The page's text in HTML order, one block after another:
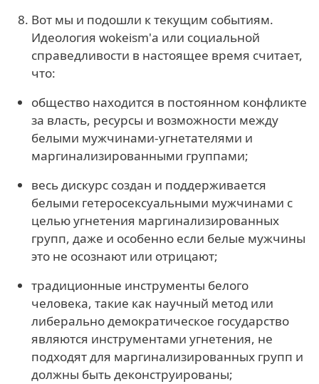
Вот мы и подошли к текущим событиям.
Идеология wokeism'а или социальной
справедливости в настоящее время считает,
что:
общество находится в постоянном конфликте
за власть, ресурсы и возможности между
белыми мужчинами-угнетателями и
маргинализированными группами;
весь дискурс создан и поддерживается
белыми гетеросексуальными мужчинами с
целью угнетения маргинализированных
групп, даже и особенно если белые мужчины
это не осознают или отрицают;
традиционные инструменты белого
человека, такие как научный метод или
либерально демократическое государство
являются инструментами угнетения, не
подходят для маргинализированных групп и
должны быть деконструированы;